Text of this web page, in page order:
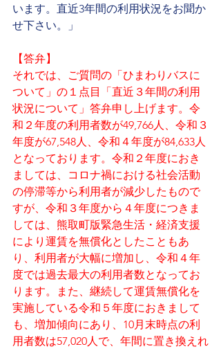
います。直近3年間の利用状況をお聞か
せ下さい。」
【答弁】
それでは、ご質問の「ひまわりバスに
ついて」の１点目「直近３年間の利用
状況について」答弁申し上げます。令
和２年度の利用者数が49,766人、令和３
年度が67,548人、令和４年度が84,633人
となっております。令和２年度におき
ましては、コロナ禍における社会活動
の停滞等から利用者が減少したもので
すが、令和３年度から４年度につきま
しては、熊取町版緊急生活・経済支援
により運賃を無償化としたこともあ
り、利用者が大幅に増加し、令和４年
度では過去最大の利用者数となってお
ります。また、継続して運賃無償化を
実施している令和５年度におきまして
も、増加傾向にあり、10月末時点の利
用者数は57,020人で、年間に置き換えれ